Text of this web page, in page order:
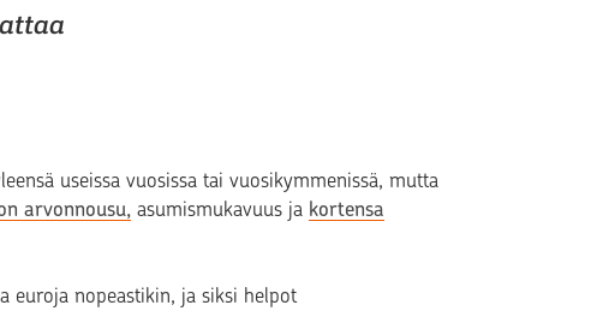
useissa vuosissa tai vuosikymmenissä, mutta
arvonnousu, asumismukavuus ja kortensa
euroja nopeastikin, ja siksi helpot